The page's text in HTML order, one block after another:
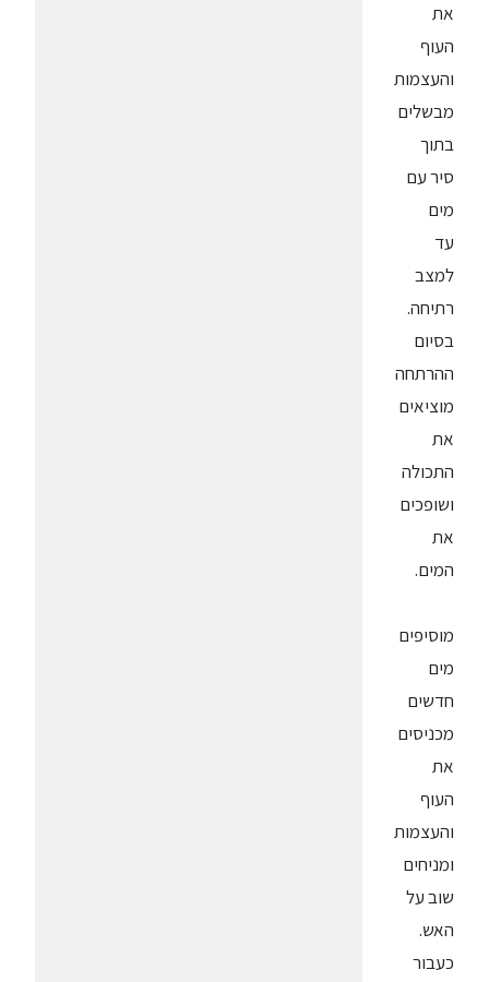
את
העוף
והעצמות
מבשלים
בתוך
סיר עם
מים
עד
למצב
רתיחה.
בסיום
ההרתחה
מוציאים
את
התכולה
ושופכים
את
המים.
מוסיפים
מים
חדשים
מכניסים
את
העוף
והעצמות
ומניחים
שוב על
האש.
כעבור